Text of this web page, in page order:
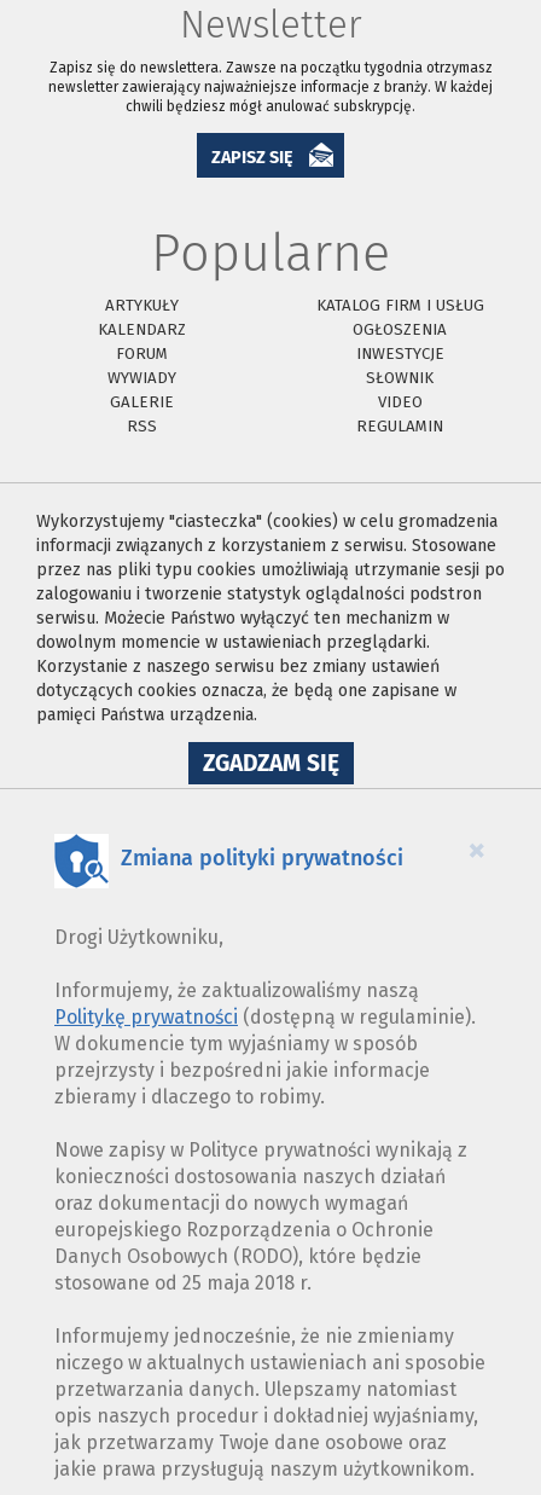
Newsletter
Zapisz się do newslettera. Zawsze na początku tygodnia otrzymasz
newsletter zawierający najważniejsze informacje z branży. W każdej
chwili będziesz mógł anulować subskrypcję.
ZAPISZ SIĘ
Popularne
ARTYKUŁY
KATALOG FIRM I USŁUG
KALENDARZ
OGŁOSZENIA
FORUM
INWESTYCJE
WYWIADY
SŁOWNIK
GALERIE
VIDEO
RSS
REGULAMIN
Wykorzystujemy "ciasteczka" (cookies) w celu gromadzenia
informacji związanych z korzystaniem z serwisu. Stosowane
przez nas pliki typu cookies umożliwiają utrzymanie sesji po
zalogowaniu i tworzenie statystyk oglądalności podstron
serwisu. Możecie Państwo wyłączyć ten mechanizm w
dowolnym momencie w ustawieniach przeglądarki.
Korzystanie z naszego serwisu bez zmiany ustawień
dotyczących cookies oznacza, że będą one zapisane w
pamięci Państwa urządzenia.
ZGADZAM SIĘNA
WYKORZYSTANIE
×
Zmiana polityki prywatności
Drogi Użytkowniku,
Informujemy, że zaktualizowaliśmy naszą
Politykę prywatności (dostępną w regulaminie).
W dokumencie tym wyjaśniamy w sposób
przejrzysty i bezpośredni jakie informacje
zbieramy i dlaczego to robimy.
Nowe zapisy w Polityce prywatności wynikają z
konieczności dostosowania naszych działań
oraz dokumentacji do nowych wymagań
europejskiego Rozporządzenia o Ochronie
Danych Osobowych (RODO), które będzie
stosowane od 25 maja 2018 r.
Informujemy jednocześnie, że nie zmieniamy
niczego w aktualnych ustawieniach ani sposobie
przetwarzania danych. Ulepszamy natomiast
opis naszych procedur i dokładniej wyjaśniamy,
jak przetwarzamy Twoje dane osobowe oraz
jakie prawa przysługują naszym użytkownikom.